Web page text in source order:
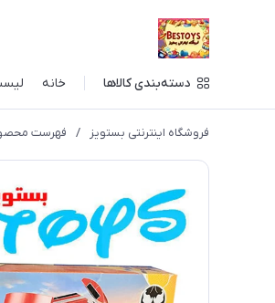
دسته‌بندی کالاها خانه
فروشگاه اینترنتی بستویز / فهرست